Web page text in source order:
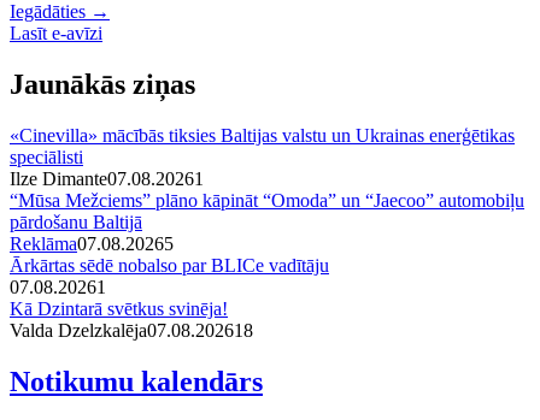
Iegādāties →
Lasīt e-avīzi
Jaunākās ziņas
«Cinevilla» mācībās tiksies Baltijas valstu un Ukrainas enerģētikas
speciālisti
Ilze Dimante07.08.20261
“Mūsa Mežciems” plāno kāpināt “Omoda” un “Jaecoo” automobiļu
pārdošanu Baltijā
Reklāma07.08.20265
Ārkārtas sēdē nobalso par BLICe vadītāju
07.08.20261
Kā Dzintarā svētkus svinēja!
Valda Dzelzkalēja07.08.202618
Notikumu kalendārs